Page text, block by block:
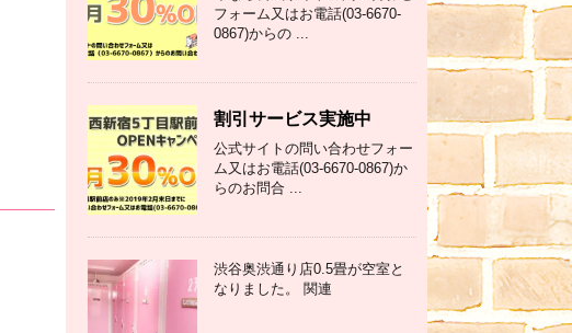
フォーム又はお電話(03-6670-
0867)からの ...
割引サービス実施中
公式サイトの問い合わせフォー
ム又はお電話(03-6670-0867)か
らのお問合 ...
渋谷奥渋通り店0.5畳が空室と
なりました。 関連